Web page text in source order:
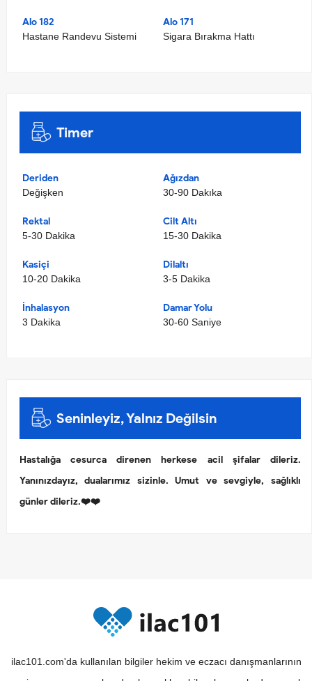
Alo 182
Hastane Randevu Sistemi
Alo 171
Sigara Bırakma Hattı
Timer
Deriden
Değişken
Ağızdan
30-90 Dakıka
Rektal
5-30 Dakika
Cilt Altı
15-30 Dakika
Kasiçi
10-20 Dakika
Dilaltı
3-5 Dakika
İnhalasyon
3 Dakika
Damar Yolu
30-60 Saniye
Seninleyiz, Yalnız Değilsin
Hastalığa cesurca direnen herkese acil şifalar dileriz.
Yanınızdayız, dualarımız sizinle. Umut ve sevgiyle, sağlıklı
günler dileriz.❤️❤️
ilac101.com'da kullanılan bilgiler hekim ve eczacı danışmanlarının